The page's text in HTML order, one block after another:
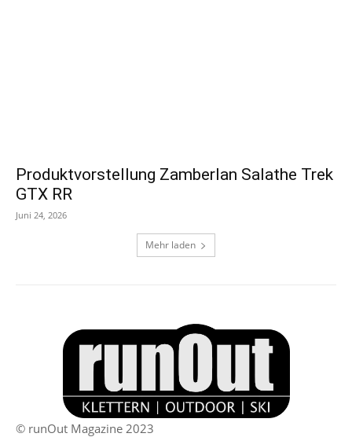
Produktvorstellung Zamberlan Salathe Trek
GTX RR
Juni 24, 2026
Mehr laden
© runOut Magazine 2023